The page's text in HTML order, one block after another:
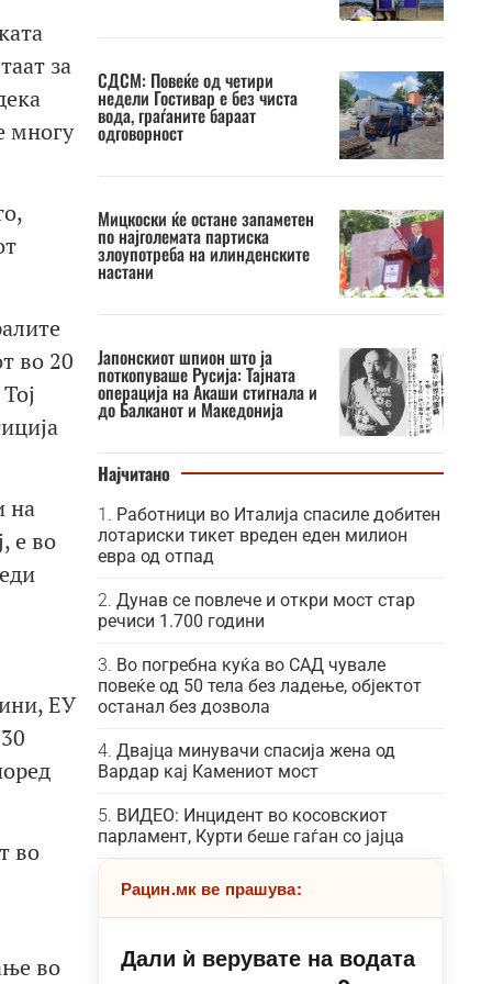
за
многу
во 20
на
е во
ЕУ
во
во
СДСМ: Повеќе од четири
недели Гостивар е без чиста
вода, граѓаните бараат
одговорност
Мицкоски ќе остане запаметен
по најголемата партиска
злоупотреба на илинденските
настани
Јапонскиот шпион што ја
поткопуваше Русија: Тајната
операција на Акаши стигнала и
до Балканот и Македонија
Најчитано
Работници во Италија спасиле добитен
лотариски тикет вреден еден милион
евра од отпад
Дунав се повлече и откри мост стар
речиси 1.700 години
Во погребна куќа во САД чувале
повеќе од 50 тела без ладење, објектот
останал без дозвола
Двајца минувачи спасија жена од
Вардар кај Камениот мост
ВИДЕО: Инцидент во косовскиот
парламент, Курти беше гаѓан со јајца
Рацин.мк ве прашува:
Дали ѝ верувате на водата